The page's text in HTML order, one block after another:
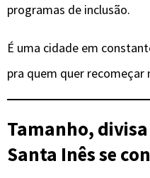
programas de inclusão.
É uma cidade em
pra quem quer
Tamanho, divisa
Santa Inês se